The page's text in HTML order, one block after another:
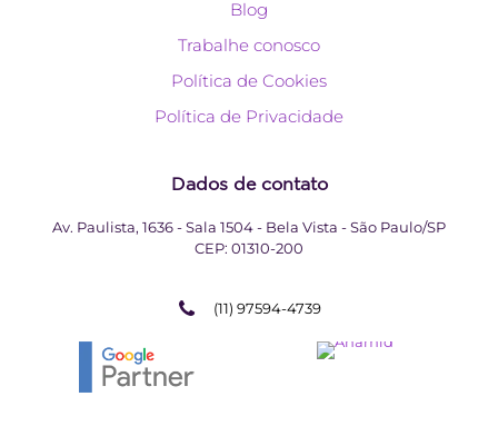
Blog
Trabalhe conosco
Política de Cookies
Política de Privacidade
Dados de contato
Av. Paulista, 1636 - Sala 1504 - Bela Vista - São Paulo/SP
CEP: 01310-200
(11) 97594-4739